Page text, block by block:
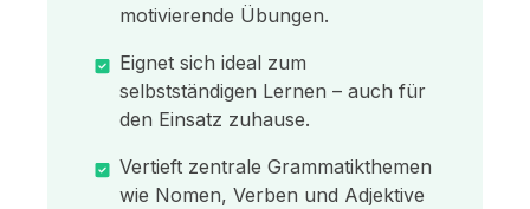
motivierende Übungen.
Eignet sich ideal zum
selbstständigen Lernen – auch für
den Einsatz zuhause.
Vertieft zentrale Grammatikthemen
wie Nomen, Verben und Adjektive